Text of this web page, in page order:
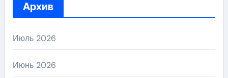
Архив
Июль 2026
Июнь 2026